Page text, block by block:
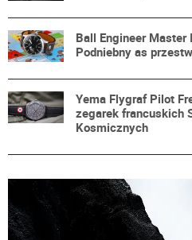
Ball Engineer Master
Podniebny as
Yema Flygraf Pilot
zegarek francuskich
Kosmicznych